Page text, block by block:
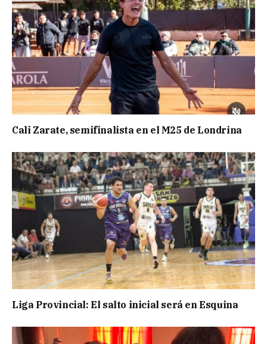
Cali Zarate, semifinalista en el M25 de Londrina
Liga Provincial: El salto inicial será en Esquina